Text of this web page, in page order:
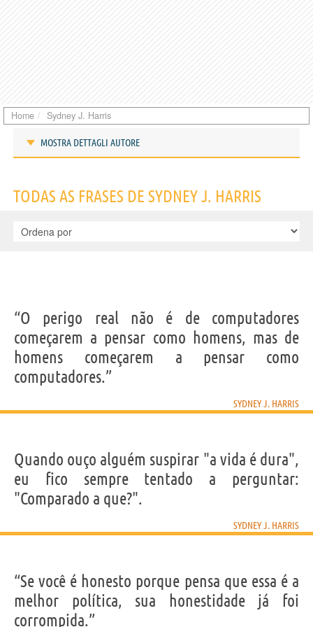
Home Sydney J. Harris
MOSTRA DETTAGLI AUTORE
IDENTIKIT E DADOS PESSOAIS
Nome
Sydney J.
Sobrenome Harris
Nascido 14 Setembro 1917 em Londra
Falecido 8 Dezembro 1986 em Chicago
Gênero masculino
Nacionalidade Americana
3EM PORTUGUÊS
Personagens relacionados por
TODAS AS FRASES DE SYDNEY J. HARRIS
“O perigo real não é de computadores
começarem a pensar como homens, mas de
homens começarem a pensar como
computadores.”
SYDNEY J. HARRIS
Quando ouço alguém suspirar "a vida é dura",
eu fico sempre tentado a perguntar:
"Comparado a que?".
SYDNEY J. HARRIS
“Se você é honesto porque pensa que essa é a
melhor política, sua honestidade já foi
corrompida.”